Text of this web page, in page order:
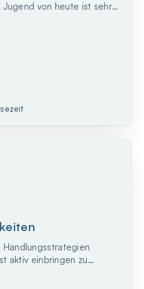
von heute ist sehr
aktiv einbringen zu